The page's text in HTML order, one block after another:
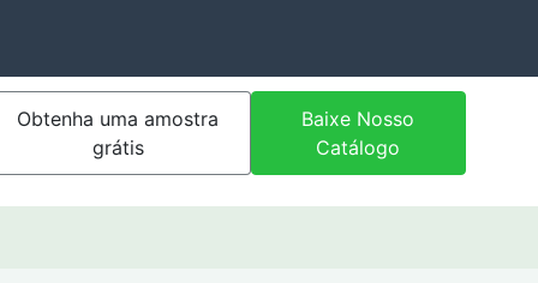
Obtenha uma amostra
grátis
Baixe Nosso
Catálogo